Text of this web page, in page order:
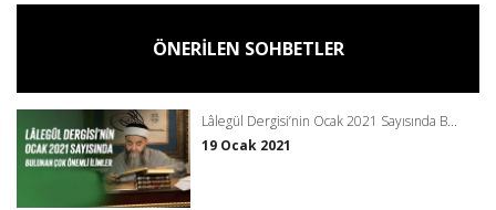
ÖNERİLEN SOHBETLER
Lâlegül Dergisi’nin Ocak 2021 Sayısında B...
19 Ocak 2021